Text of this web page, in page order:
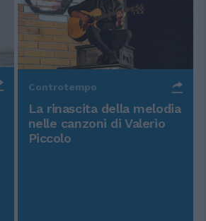
Controtempo
La rinascita della melodia
nelle canzoni di Valerio
Piccolo